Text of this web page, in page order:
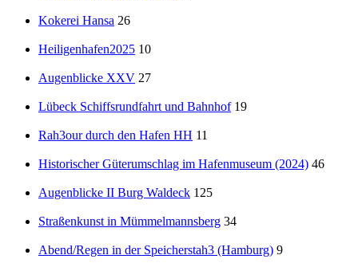
Kokerei Hansa 26
Heiligenhafen2025 10
Augenblicke XXV 27
Lübeck Schiffsrundfahrt und Bahnhof 19
Rah3our durch den Hafen HH 11
Historischer Güterumschlag im Hafenmuseum (2024) 46
Augenblicke II Burg Waldeck 125
Straßenkunst in Mümmelmannsberg 34
Abend/Regen in der Speicherstah3 (Hamburg) 9